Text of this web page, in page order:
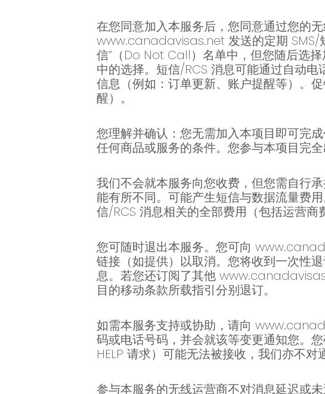
在您同意加入本服务后，您同意通过您的
www.canadavisas.net 发送的定期 SMS/
信”（Do Not Call）名单中，但您随后选
中的选择。短信/RCS 消息可能通过自动
信息（例如：订单更新、账户提醒等）。
醒）。
您理解并确认：您无需加入本项目即可完
任何商品或服务的条件。您参与本项目完全
我们不会就本服务向您收费，但您需自行
能有所不同。可能产生短信与数据流量费
信/RCS 消息相关的全部费用（包括运营商
您可随时退出本服务。您可向
链接（如提供）以取消。您将收到一次性
息。若您还订阅了其他
目的移动条款所载指引分别退订。
如需本服务支持或协助，请向
码或电话号码，并会就该等变更通知您。
HELP 请求）可能无法被接收，我们亦不对
参与本服务的无线运营商不对消息延迟或